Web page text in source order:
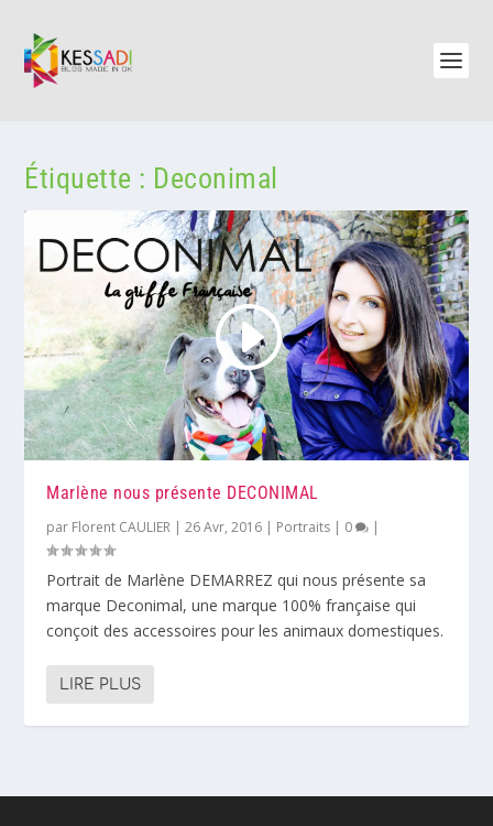
Étiquette : Deconimal
Marlène nous présente DECONIMAL
par Florent CAULIER |26 Avr, 2016 | Portraits | 0 |
Portrait de Marlène DEMARREZ qui nous présente sa
marque Deconimal, une marque 100% française qui
conçoit des accessoires pour les animaux domestiques.
LIRE PLUS